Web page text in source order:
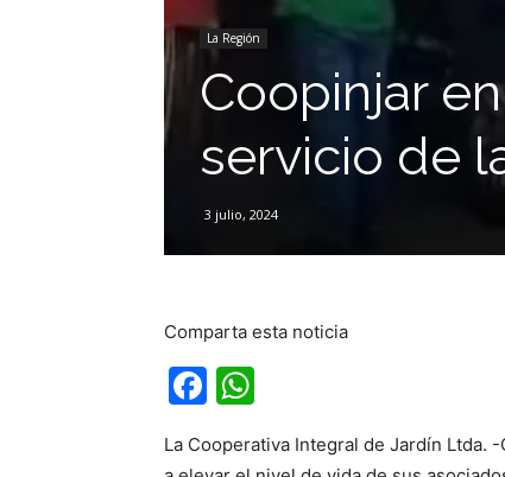
La Región
Coopinjar
servicio de
3 julio, 2024
Comparta esta noticia
Facebook
La Cooperativa Integral de Jardín Ltda.